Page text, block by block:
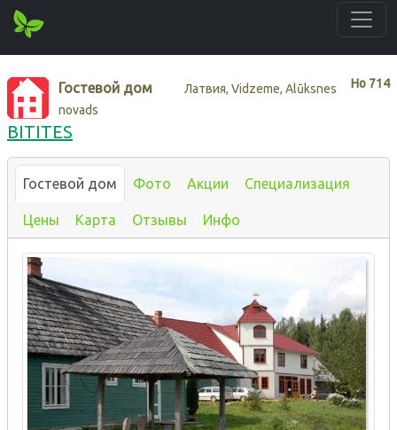
Нo 714
Гостевой дом
Латвия, Vidzeme, Alūksnes
novads
BITITES
Гостевой дом Фото Акции Специализация
Цены Карта Отзывы Инфо